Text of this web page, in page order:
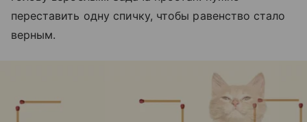
переставить одну спичку, чтобы равенство стало
верным.